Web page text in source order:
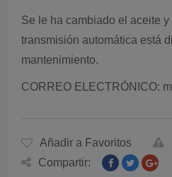
Se le ha cambiado el aceite
transmisión automática está
mantenimiento.
CORREO ELECTRÓNICO:
Añadir a Favoritos
Compartir: